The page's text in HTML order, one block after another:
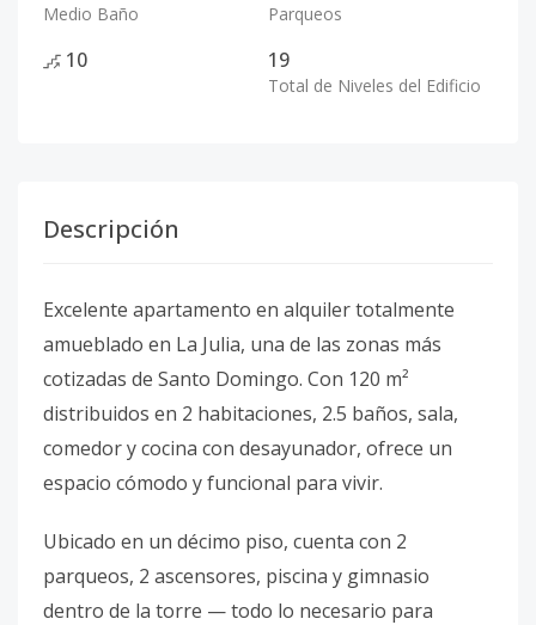
Medio Baño Parqueos
10 19
Total de Niveles del Edificio
Descripción
Excelente apartamento en alquiler totalmente
amueblado en La Julia, una de las zonas más
cotizadas de Santo Domingo. Con 120 m²
distribuidos en 2 habitaciones, 2.5 baños, sala,
comedor y cocina con desayunador, ofrece un
espacio cómodo y funcional para vivir.
Ubicado en un décimo piso, cuenta con 2
parqueos, 2 ascensores, piscina y gimnasio
dentro de la torre — todo lo necesario para